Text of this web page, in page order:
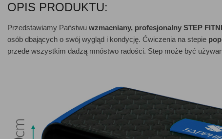
OPIS PRODUKTU:
Przedstawiamy Państwu wzmacniany, profesjonalny STEP
osób dbających o swój wygląd i kondycję. Ćwiczenia na stepie
przede wszystkim dadzą mnóstwo radości. Step może być